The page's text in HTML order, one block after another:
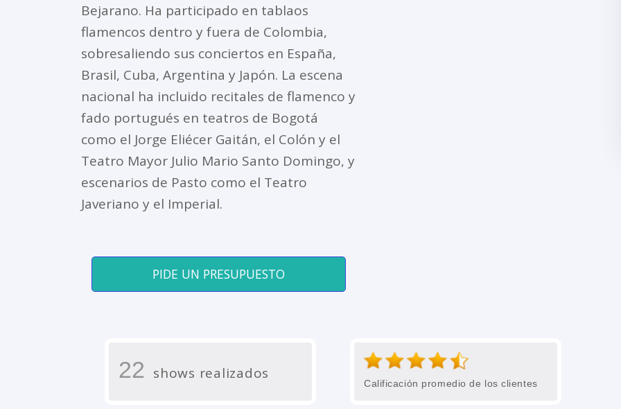
Bejarano. Ha participado en tablaos
flamencos dentro y fuera de Colombia,
sobresaliendo sus conciertos en España,
Brasil, Cuba, Argentina y Japón. La escena
nacional ha incluido recitales de flamenco y
fado portugués en teatros de Bogotá
como el Jorge Eliécer Gaitán, el Colón y el
Teatro Mayor Julio Mario Santo Domingo, y
escenarios de Pasto como el Teatro
Javeriano y el Imperial.
PIDE UN PRESUPUESTO
22 shows realizados
Calificación promedio de los clientes